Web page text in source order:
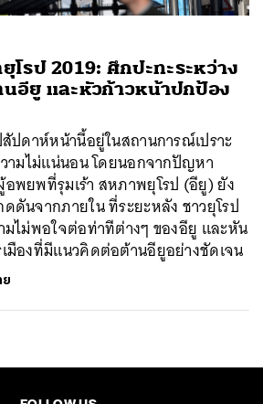
โรป 2019: ศึกปะทะระหว่าง
อียู และหัวก้าวหน้าปกป้อง
ปดาห์หน้านี้อยู่ในสถานการณ์เปราะ
ามไม่แน่นอน โดยนอกจากปัญหา
พยพที่รุมเร้า สหภาพยุโรป (อียู) ยัง
ดันจากภายใน ที่ระยะหลัง ชาวยุโรป
มไม่พอใจต่อท่าทีต่างๆ ของอียู และหัน
มืองที่มีแนวคิดต่อต้านอียูอย่างชัดเจน